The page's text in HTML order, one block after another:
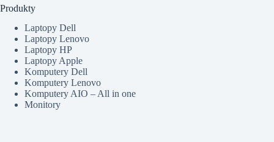
Produkty
Laptopy Dell
Laptopy Lenovo
Laptopy HP
Laptopy Apple
Komputery Dell
Komputery Lenovo
Komputery AIO – All in one
Monitory